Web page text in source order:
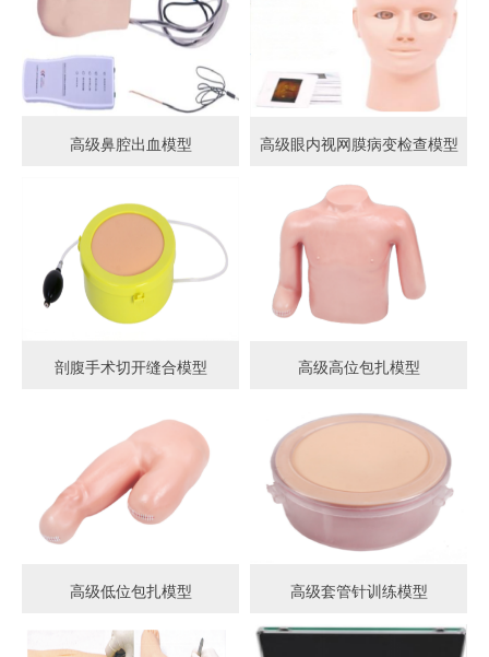
高级鼻腔出血模型 高级眼内视网膜病变检查模型
剖腹手术切开缝合模型 高级高位包扎模型
高级低位包扎模型 高级套管针训练模型